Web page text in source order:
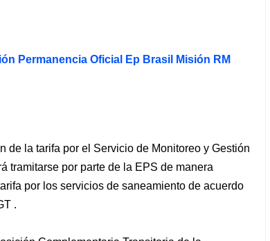
Permanencia Oficial Ep Brasil Misión RM
de la tarifa por el Servicio de Monitoreo y Gestión
tramitarse por parte de la EPS de manera
por los servicios de saneamiento de acuerdo
.